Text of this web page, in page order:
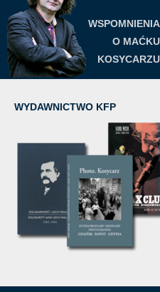
WSPOMNIENIA
O MAĆKU
KOSYCARZU
WYDAWNICTWO KFP